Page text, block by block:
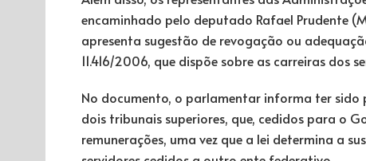
encaminhado pelo deputado Rafael Prudente
apresenta sugestão de revogação ou
11.416/2006, que dispõe sobre as carreiras dos
No documento, o parlamentar informa ter sido
dois tribunais superiores, que, cedidos para o
remunerações, uma vez que a lei determina a